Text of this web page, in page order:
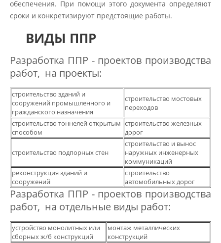
обеспечения. При помощи этого документа определяют
сроки и конкретизируют предстоящие работы.
ВИДЫ ППР
Разработка ППР - проектов производства
работ, на проекты:
строительство зданий и
сооружений промышленного и
гражданского назначения
строительство мостовых
переходов
строительство тоннелей открытым
способом
строительство железных
дорог
строительство подпорных стен
строительство и вынос
наружных инженерных
коммуникаций
реконструкция зданий и
сооружений
строительство
автомобильных дорог
Разработка ППР - проектов производства
работ, на отдельные виды работ:
устройство монолитных или
сборных ж/б конструкций
монтаж металлических
конструкций